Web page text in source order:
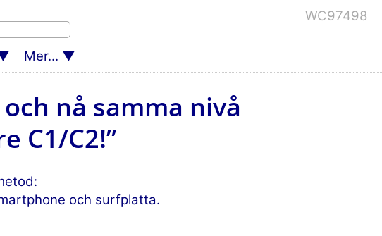
Mer...
WC97498
nå samma nivå
C1/C2!”
och surfplatta.